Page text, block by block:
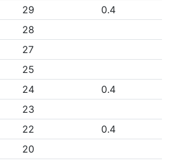
29
0.4
28
27
25
24
0.4
23
22
0.4
20